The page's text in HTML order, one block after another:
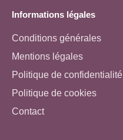
Informations légales
Conditions générales
Mentions légales
Politique de confidentialité
Politique de cookies
Contact